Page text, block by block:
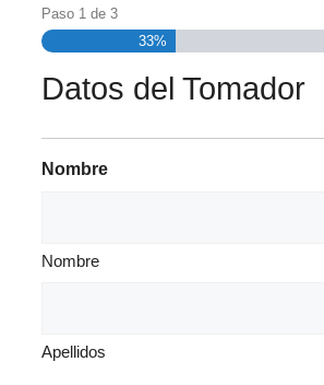
Paso 1de 3
33%
Datos del Tomador
Nombre
Nombre
Apellidos